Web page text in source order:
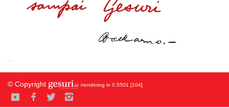
© Copyright /rendering in 0.5501 [104]